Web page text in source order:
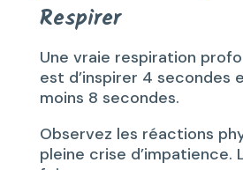
Respirer
Une vraie respiration
est d’inspirer 4 secondes
moins 8 secondes.
Observez les réactions
pleine crise d’impatience.